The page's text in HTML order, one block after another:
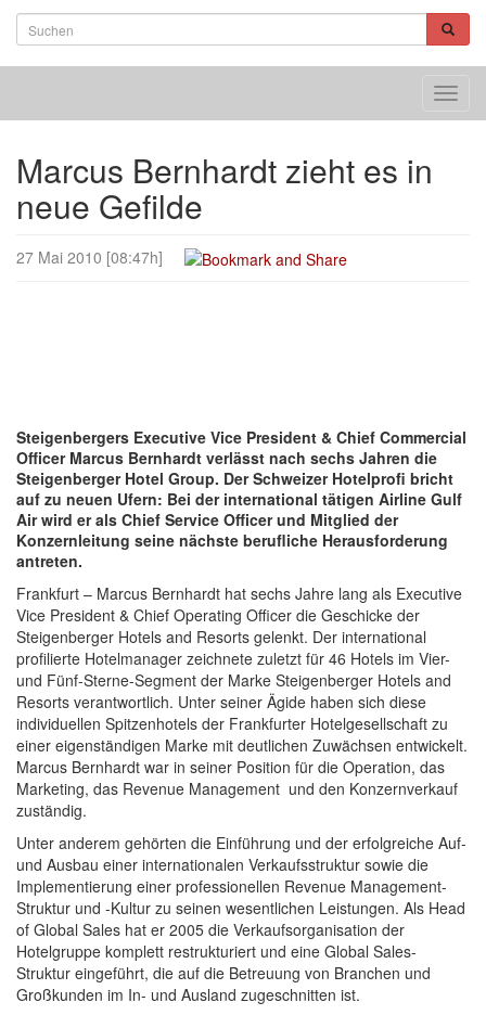
Marcus Bernhardt zieht es in
neue Gefilde
27 Mai 2010 [08:47h]
Steigenbergers Executive Vice President & Chief Commercial
Officer Marcus Bernhardt verlässt nach sechs Jahren die
Steigenberger Hotel Group. Der Schweizer Hotelprofi bricht
auf zu neuen Ufern: Bei der international tätigen Airline Gulf
Air wird er als Chief Service Officer und Mitglied der
Konzernleitung seine nächste berufliche Herausforderung
antreten.
Frankfurt – Marcus Bernhardt hat sechs Jahre lang als Executive
Vice President & Chief Operating Officer die Geschicke der
Steigenberger Hotels and Resorts gelenkt. Der international
profilierte Hotelmanager zeichnete zuletzt für 46 Hotels im Vier-
und Fünf-Sterne-Segment der Marke Steigenberger Hotels and
Resorts verantwortlich. Unter seiner Ägide haben sich diese
individuellen Spitzenhotels der Frankfurter Hotelgesellschaft zu
einer eigenständigen Marke mit deutlichen Zuwächsen entwickelt.
Marcus Bernhardt war in seiner Position für die Operation, das
Marketing, das Revenue Management und den Konzernverkauf
zuständig.
Unter anderem gehörten die Einführung und der erfolgreiche Auf-
und Ausbau einer internationalen Verkaufsstruktur sowie die
Implementierung einer professionellen Revenue Management-
Struktur und -Kultur zu seinen wesentlichen Leistungen. Als Head
of Global Sales hat er 2005 die Verkaufsorganisation der
Hotelgruppe komplett restrukturiert und eine Global Sales-
Struktur eingeführt, die auf die Betreuung von Branchen und
Großkunden im In- und Ausland zugeschnitten ist.